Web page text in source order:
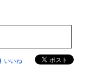
いいね